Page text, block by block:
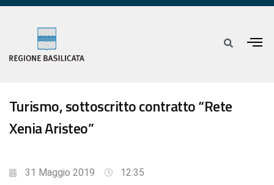
Turismo, sottoscritto contratto “Rete
Xenia Aristeo”
31 Maggio 2019 12:35